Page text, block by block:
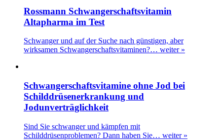
Rossmann Schwangerschaftsvitamin
Altapharma im Test
Schwanger und auf der Suche nach günstigen, aber
wirksamen Schwangerschaftsvitaminen?… weiter »
Schwangerschaftsvitamine ohne Jod bei
Schilddrüsenerkrankung und
Jodunverträglichkeit
Sind Sie schwanger und kämpfen mit
Schilddrüsenproblemen? Dann haben Sie… weiter »